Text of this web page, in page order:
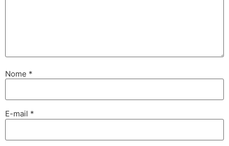
Nome *
E-mail *